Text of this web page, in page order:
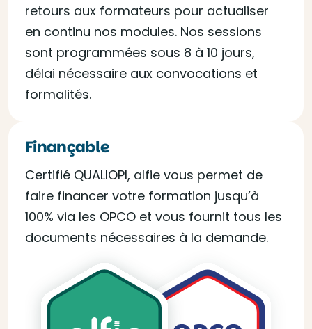
retours aux formateurs pour actualiser
en continu nos modules. Nos sessions
sont programmées sous 8 à 10 jours,
délai nécessaire aux convocations et
formalités.
Finançable
Certifié QUALIOPI, alfie vous permet de
faire financer votre formation jusqu’à
100% via les OPCO et vous fournit tous les
documents nécessaires à la demande.